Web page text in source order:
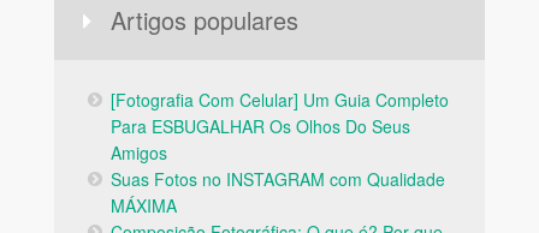
Artigos populares
[Fotografia Com Celular] Um Guia Completo
Para ESBUGALHAR Os Olhos Do Seus
Amigos
Suas Fotos no INSTAGRAM com Qualidade
MÁXIMA